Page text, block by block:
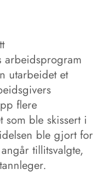
arbeidsprogram
utarbeidet et
flere
ble skissert i
ble gjort for
tillitsvalgte,